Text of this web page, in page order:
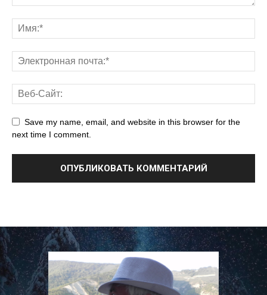
Save my name, email, and website in this browser for the
next time I comment.